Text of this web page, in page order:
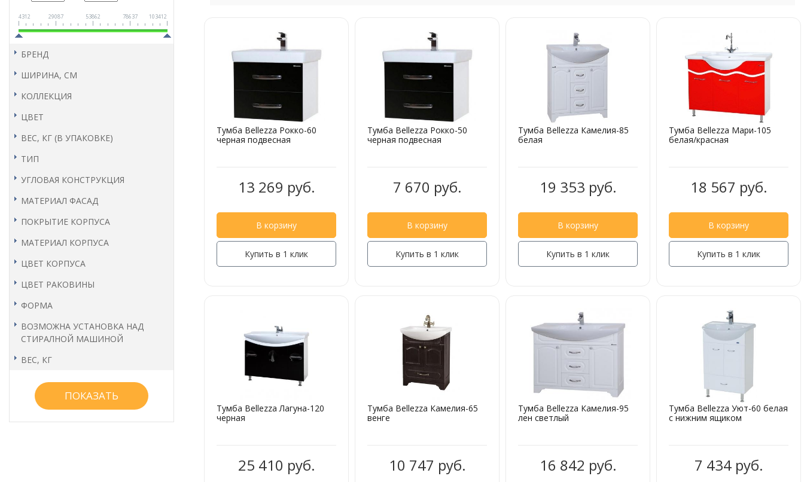
4312 29087 53862 78637 103412
БРЕНД
ШИРИНА, СМ
КОЛЛЕКЦИЯ
ЦВЕТ
ВЕС, КГ (В УПАКОВКЕ)
ТИП
УГЛОВАЯ КОНСТРУКЦИЯ
МАТЕРИАЛ ФАСАД
ПОКРЫТИЕ КОРПУСА
МАТЕРИАЛ КОРПУСА
ЦВЕТ КОРПУСА
ЦВЕТ РАКОВИНЫ
ФОРМА
ВОЗМОЖНА УСТАНОВКА НАД
СТИРАЛНОЙ МАШИНОЙ
ВЕС, КГ
Тумба Bellezza Рокко-60
черная подвесная
13 269 руб.
В корзину
Купить в 1 клик
Тумба Bellezza Рокко-50
черная подвесная
7 670 руб.
В корзину
Купить в 1 клик
Тумба Bellezza Камелия-85
белая
19 353 руб.
В корзину
Купить в 1 клик
Тумба Bellezza Мари-105
белая/красная
18 567 руб.
В корзину
Купить в 1 клик
Тумба Bellezza Лагуна-120
черная
25 410 руб.
Тумба Bellezza Камелия-65
венге
10 747 руб.
Тумба Bellezza Камелия-95
лен светлый
16 842 руб.
Тумба Bellezza Уют-60 белая
с нижним ящиком
7 434 руб.